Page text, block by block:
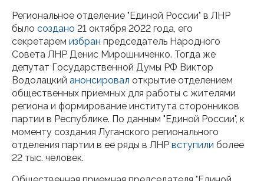
Региональное отделение "Единой России" в ЛНР
было создано 21 октября 2022 года, его
секретарем избран председатель Народного
Совета ЛНР Денис Мирошниченко. Тогда же
депутат Государственной Думы РФ Виктор
Водолацкий анонсировал открытие отделением
общественных приемных для работы с жителями
региона и формирование института сторонников
партии в Республике. По данным "Единой России", к
моменту создания Луганского регионального
отделения партии в ее ряды в ЛНР вступили более
22 тыс. человек.